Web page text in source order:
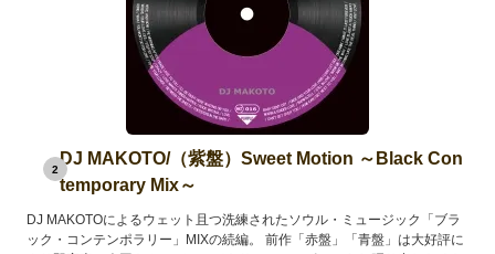
2
DJ MAKOTO/（紫盤）Sweet Motion ～Black Con
temporary Mix～
DJ MAKOTOによるウェット且つ洗練されたソウル・ミュージック「ブラ
ック・コンテンポラリー」MIXの続編。 前作「赤盤」「青盤」は大好評に